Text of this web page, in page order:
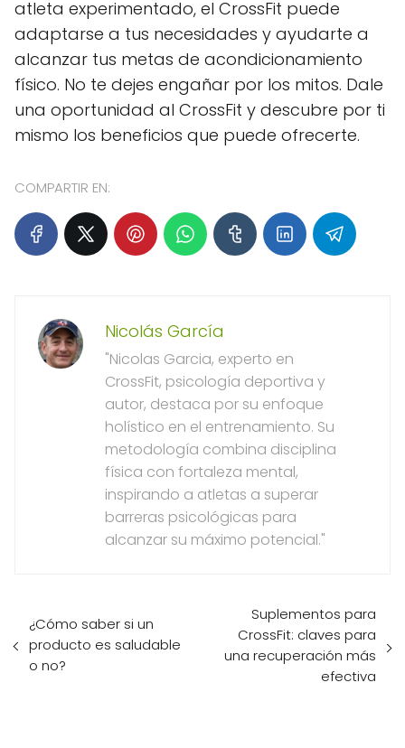
atleta experimentado, el CrossFit puede
adaptarse a tus necesidades y ayudarte a
alcanzar tus metas de acondicionamiento
físico. No te dejes engañar por los mitos. Dale
una oportunidad al CrossFit y descubre por ti
mismo los beneficios que puede ofrecerte.
COMPARTIR EN:
Nicolás García
"Nicolas Garcia, experto en
CrossFit, psicología deportiva y
autor, destaca por su enfoque
holístico en el entrenamiento. Su
metodología combina disciplina
física con fortaleza mental,
inspirando a atletas a superar
barreras psicológicas para
alcanzar su máximo potencial."
¿Cómo saber si un
producto es saludable
o no?
Suplementos para
CrossFit: claves para
una recuperación más
efectiva